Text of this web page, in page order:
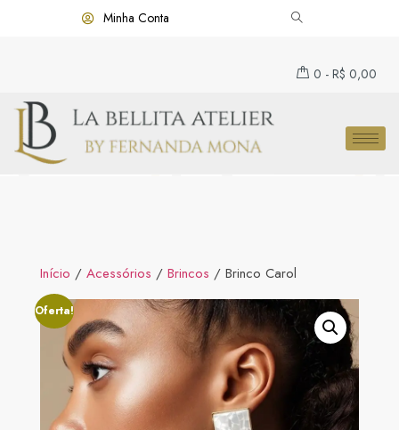
Minha Conta
0 - R$ 0,00
Início / Acessórios / Brincos / Brinco Carol
Oferta!